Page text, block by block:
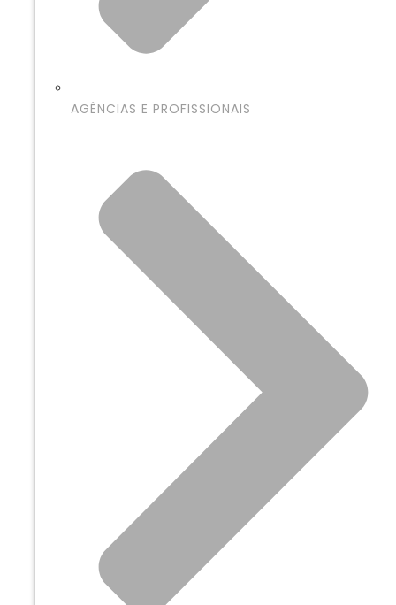
AGÊNCIAS E PROFISSIONAIS